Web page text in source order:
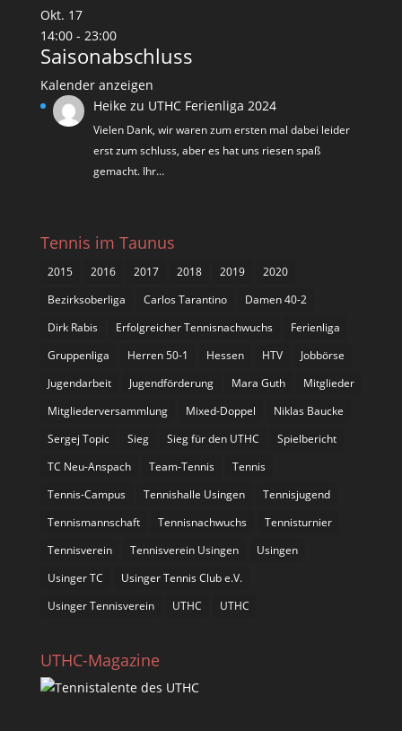
Okt. 17
14:00- 23:00
Saisonabschluss
Kalender anzeigen
Heike zu UTHC Ferienliga 2024
Vielen Dank, wir waren zum ersten mal dabei leider
erst zum schluss, aber es hat uns riesen spaß
gemacht. Ihr…
Tennis im Taunus
2015 2016 2017 2018 2019
2020
Bezirksoberliga
Carlos Tarantino
Damen 40-2
Dirk Rabis
Erfolgreicher Tennisnachwuchs
Ferienliga
Gruppenliga
Herren 50-1 Hessen HTV
Jobbörse
Jugendarbeit
Jugendförderung Mara Guth
Mitglieder
Mitgliederversammlung
Mixed-Doppel
Niklas Baucke
Sergej Topic
Sieg Sieg für den UTHC
Spielbericht
TC Neu-Anspach
Team-Tennis
Tennis
Tennis-Campus
Tennishalle Usingen
Tennisjugend
Tennismannschaft
Tennisnachwuchs
Tennisturnier
Tennisverein
Tennisverein Usingen
Usingen
Usinger TC
Usinger Tennis Club e.V.
Usinger Tennisverein
UTHC UTHC
UTHC-Magazine